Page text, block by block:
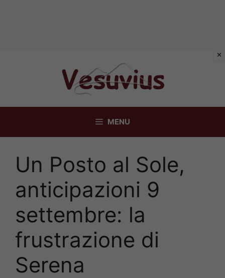
MENU
Un Posto al Sole,
anticipazioni 9
settembre: la
frustrazione di
Serena